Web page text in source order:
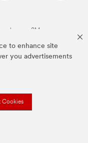
to enhance site
you advertisements
Cookies
van 3M.we